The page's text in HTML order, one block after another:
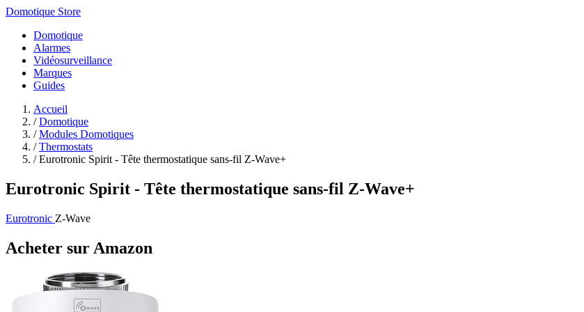
Domotique Store
Domotique
Alarmes
Vidéosurveillance
Marques
Guides
Accueil
/ Domotique
/ Modules Domotiques
/ Thermostats
/ Eurotronic Spirit - Tête thermostatique sans-fil Z-Wave+
Eurotronic Spirit - Tête thermostatique sans-fil Z-Wave+
Eurotronic Z-Wave
Acheter sur Amazon